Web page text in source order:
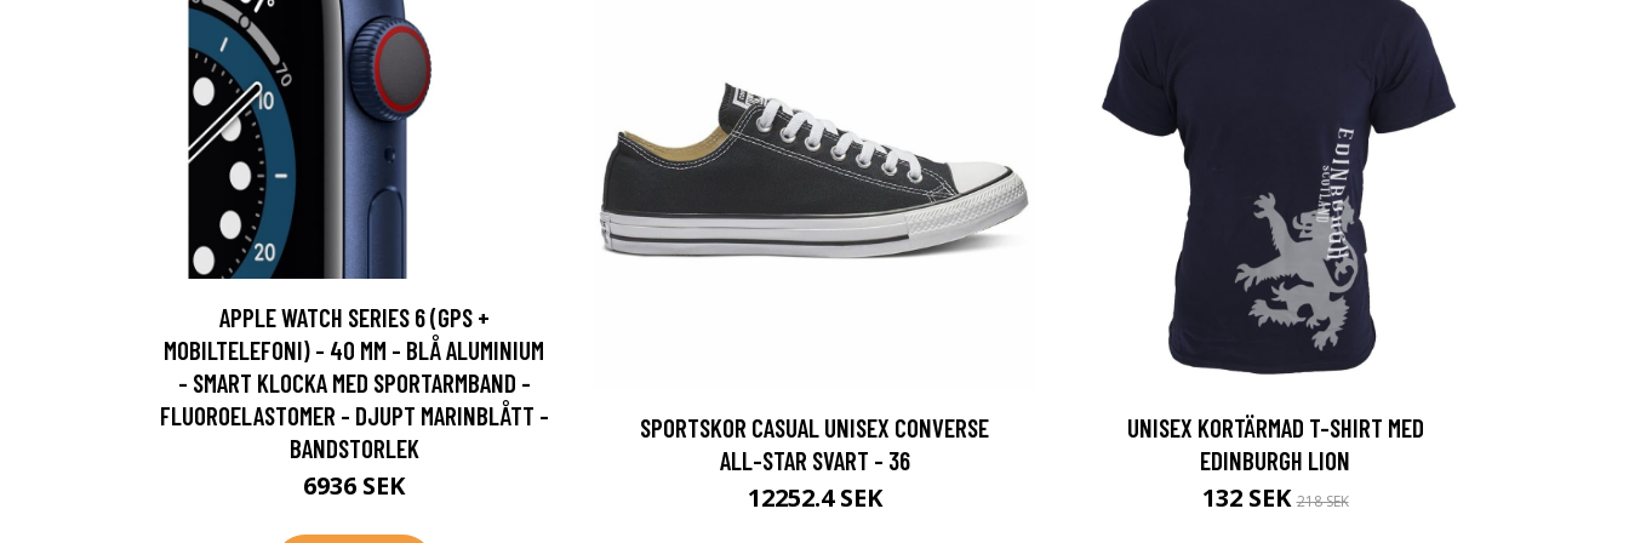
APPLE WATCH SERIES 6 (GPS +
MOBILTELEFONI) - 40 MM - BLÅ ALUMINIUM
- SMART KLOCKA MED SPORTARMBAND -
FLUOROELASTOMER - DJUPT MARINBLÅTT -
BANDSTORLEK
6936 SEK
SPORTSKOR CASUAL UNISEX CONVERSE
ALL-STAR SVART - 36
12252.4 SEK
UNISEX KORTÄRMAD T-SHIRT MED
EDINBURGH LION
132 SEK218 SEK